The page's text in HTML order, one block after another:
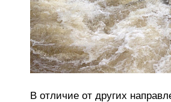
В отличие от других